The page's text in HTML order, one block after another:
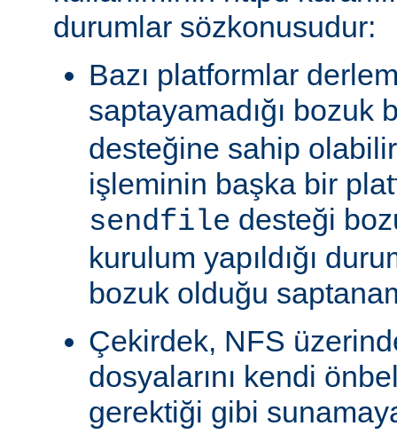
durumlar sözkonusudur:
Bazı platformlar
saptayamadığı bozuk
desteğine sahip
işleminin başka bir
sendfile desteği
kurulum yapıldığı
bozuk olduğu
Çekirdek, NFS
dosyalarını kendi
gerektiği gibi